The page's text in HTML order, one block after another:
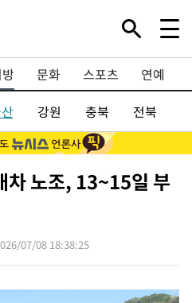
문화 스포츠 연예
강원 충북 전북
차 노조, 13~15일 부
07/08 18:38:25